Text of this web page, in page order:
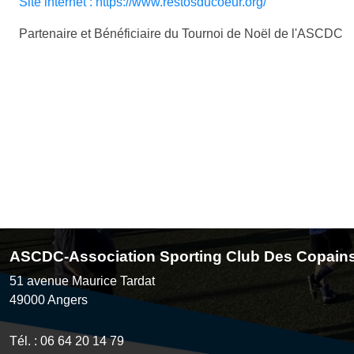
Partenaire et Bénéficiaire du Tournoi de Noël de l'ASCDC
ASCDC-Association Sporting Club Des
51 avenue Maurice Tardat
49000Angers
Tél. : 06 64 20 14 79